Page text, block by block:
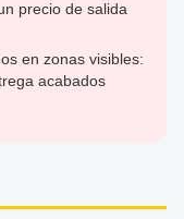
precio de salida
en zonas visibles:
acabados